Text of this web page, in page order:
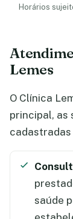
Horários
Lemes
O Clínica
principal, as
cadastradas
saúde